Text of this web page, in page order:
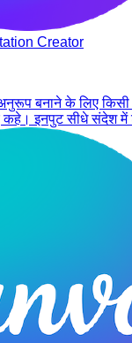
Creator
बनाने के लिए
इनपुट सीधे संदेश में